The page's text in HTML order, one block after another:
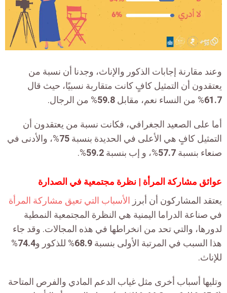
وعند مقارنة إجابات الذكور والإناث، وجدنا أن نسبة من
يعتقدون أن التمثيل كافٍ كانت متقاربة نسبيًا، حيث قال
61.7% من النساء نعم، مقابل 59.8% من الرجال.
أما على الصعيد الجغرافي، فكانت نسبة من يعتقدون أن
التمثيل كافٍ هي الأعلى في الحديدة بنسبة 75%، والأدنى في
صنعاء بنسبة 57.7%، و إب بنسبة 59.2
%.
عوائق مشاركة المرأة | نظرة مجتمعية في الصدارة
يعتقد المشاركون أن أبرز الأسباب التي تعيق مشاركة المرأة
في صناعة الدراما اليمنية هي النظرة المجتمعية النمطية
لدورها، والتي تحد من انخراطها في هذه المجالات. وقد جاء
هذا السبب في المرتبة الأولى بنسبة 68.9% للذكور و74.4
%
للإناث.
وتليها أسباب أخرى مثل غياب الدعم المادي والفرص المتاحة